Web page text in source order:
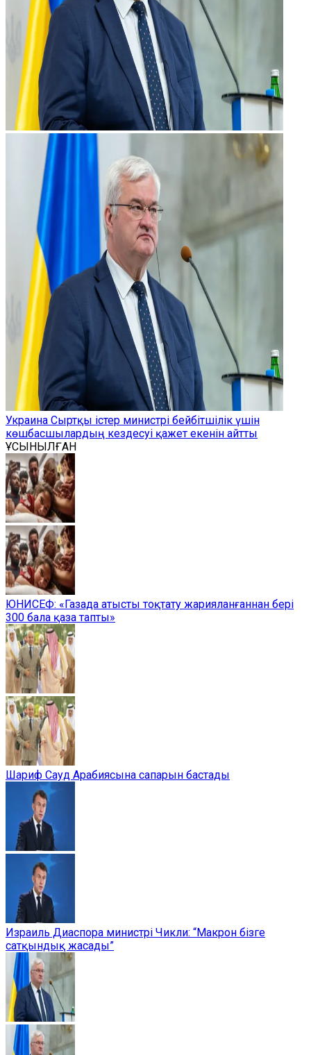
Украина Сыртқы істер министрі бейбітшілік үшін
көшбасшылардың кездесуі қажет екенін айтты
ҰСЫНЫЛҒАН
ЮНИСЕФ: «Газада атысты тоқтату жарияланғаннан бері
300 бала қаза тапты»
Шариф Сауд Арабиясына сапарын бастады
Израиль Диаспора министрі Чикли: “Макрон бізге
сатқындық жасады”